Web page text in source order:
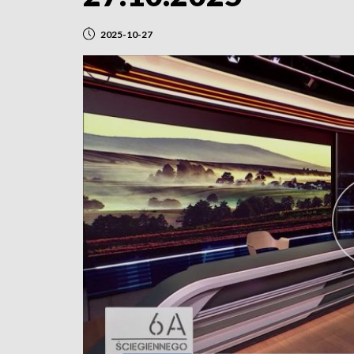
2025-10-27